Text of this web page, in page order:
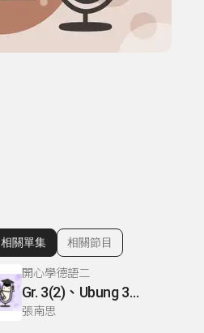
顯示相關單集
相關單集 相關節目
開心學德語二
Gr. 3(2)、Ubung 3、Gr. 2(1)
張南思